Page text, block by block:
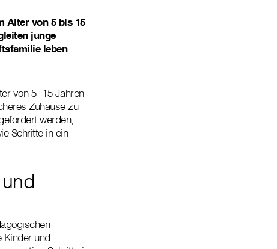
Alter von 5 bis 15
junge
leben
von 5 -15 Jahren
Zuhause zu
werden,
Schritte in ein
Kinder und